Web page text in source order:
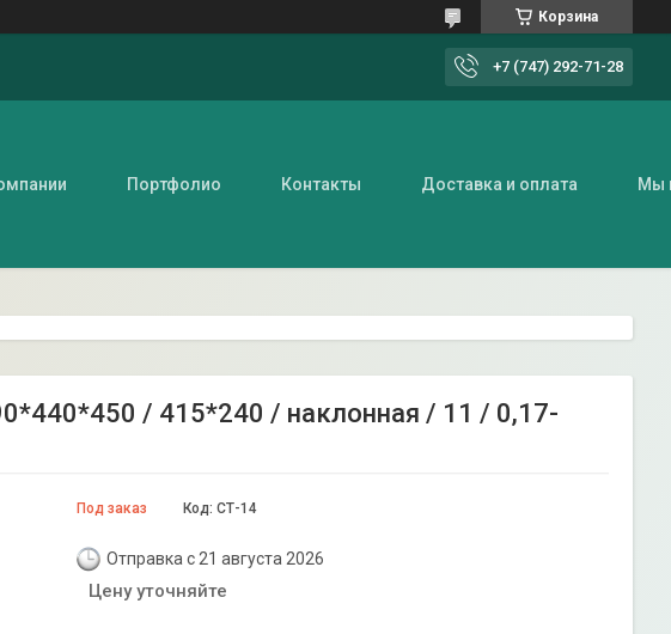
Корзина
+7 (747) 292-71-28
Портфолио Контакты Доставка и оплата Мы
/ 415*240 / наклонная / 11 / 0,17-
Под заказ Код: СТ-14
Отправка с 21 августа 2026
Цену уточняйте